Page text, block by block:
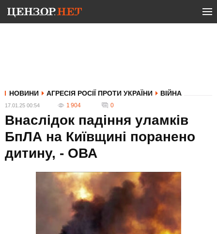
НОВИНИ АГРЕСІЯ РОСІЇ ПРОТИ УКРАЇНИ ВІЙНА
17.01.25 00:54 1 904 0
Внаслідок падіння уламків
БпЛА на Київщині поранено
дитину, - ОВА